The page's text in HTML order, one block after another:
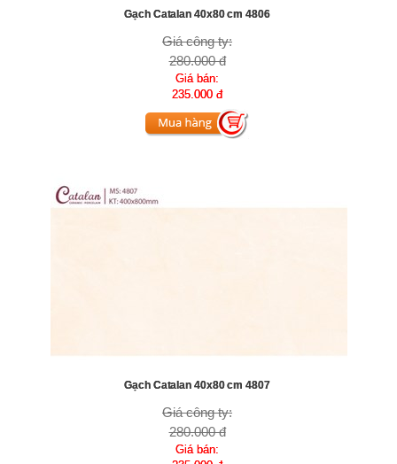
Gạch Catalan 40x80 cm 4806
Giá công ty:
280.000 đ
Giá bán:
235.000 đ
Gạch Catalan 40x80 cm 4807
Giá công ty:
280.000 đ
Giá bán: